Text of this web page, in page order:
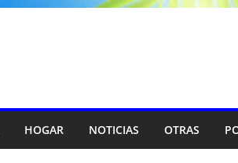
HOGAR NOTICIAS OTRAS